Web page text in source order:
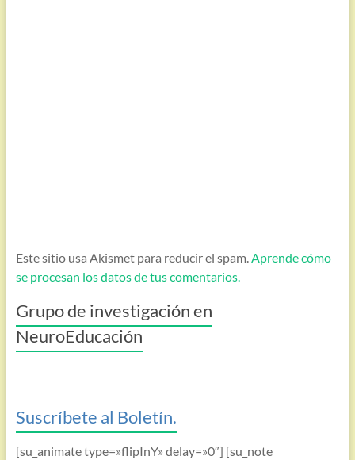
Este sitio usa Akismet para reducir el spam.Aprende cómo
se procesan los datos de tus comentarios.
Grupo de investigación en
NeuroEducación
Suscríbete al Boletín.
[su_animate type=»flipInY» delay=»0″] [su_note